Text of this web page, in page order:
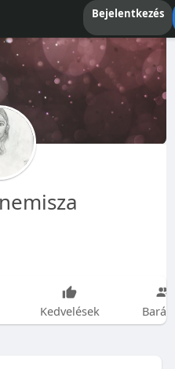
Bejelentkezés
Kedvelések